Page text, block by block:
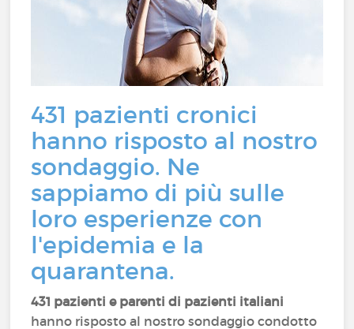
431 pazienti cronici
hanno risposto al nostro
sondaggio. Ne
sappiamo di più sulle
loro esperienze con
l'epidemia e la
quarantena.
431 pazienti e parenti di pazienti italiani
hanno risposto al nostro sondaggio condotto